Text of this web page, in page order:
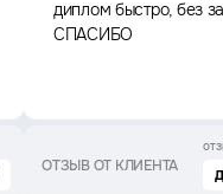
диплом быстро, без
СПАСИБО
ОТЗЫВ ОТ КЛИЕНТА